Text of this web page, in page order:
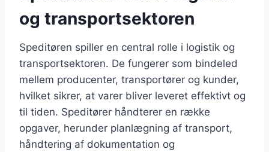
og transportsektoren
Speditøren spiller en central rolle i logistik og
transportsektoren. De fungerer som bindeled
mellem producenter, transportører og kunder,
hvilket sikrer, at varer bliver leveret effektivt og
til tiden. Speditører håndterer en række
opgaver, herunder planlægning af transport,
håndtering af dokumentation og